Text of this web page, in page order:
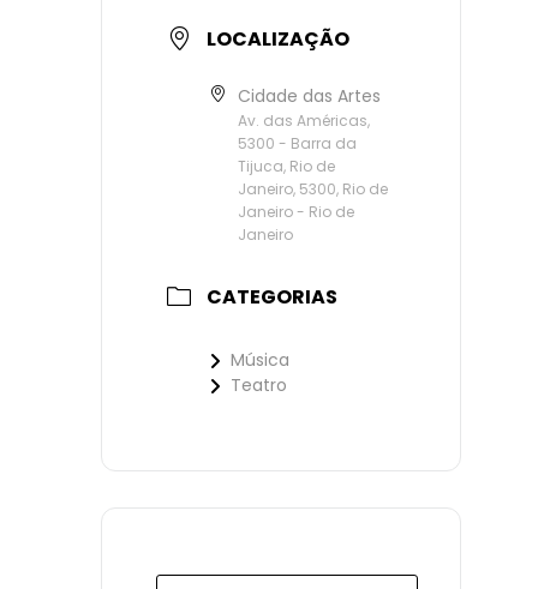
LOCALIZAÇÃO
Cidade das Artes
Av. das Américas,
5300 - Barra da
Tijuca, Rio de
Janeiro, 5300, Rio de
Janeiro - Rio de
Janeiro
CATEGORIAS
Música
Teatro